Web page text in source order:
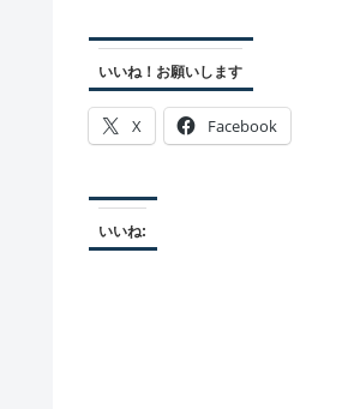
いいね！お願いします
X Facebook
いいね: